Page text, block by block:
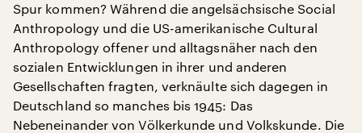
Spur kommen? Während die angelsächsische Social
Anthropology und die US-amerikanische Cultural
Anthropology offener und alltagsnäher nach den
sozialen Entwicklungen in ihrer und anderen
Gesellschaften fragten, verknäulte sich dagegen in
Deutschland so manches bis 1945: Das
Nebeneinander von Völkerkunde und Volkskunde. Die